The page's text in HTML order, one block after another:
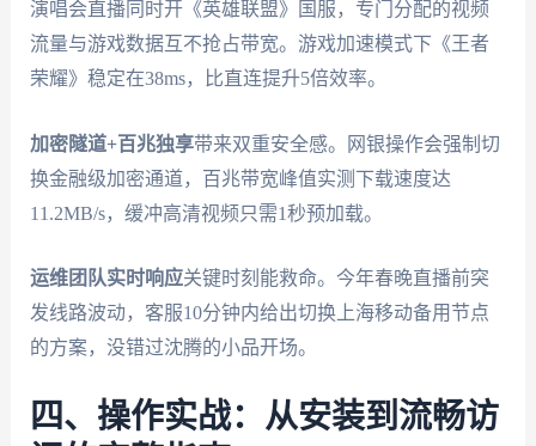
演唱会直播同时开《英雄联盟》国服，专门分配的视频
流量与游戏数据互不抢占带宽。游戏加速模式下《王者
荣耀》稳定在38ms，比直连提升5倍效率。
加密隧道+百兆独享带来双重安全感。网银操作会强制切
换金融级加密通道，百兆带宽峰值实测下载速度达
11.2MB/s，缓冲高清视频只需1秒预加载。
运维团队实时响应关键时刻能救命。今年春晚直播前突
发线路波动，客服10分钟内给出切换上海移动备用节点
的方案，没错过沈腾的小品开场。
四、操作实战：从安装到流畅访